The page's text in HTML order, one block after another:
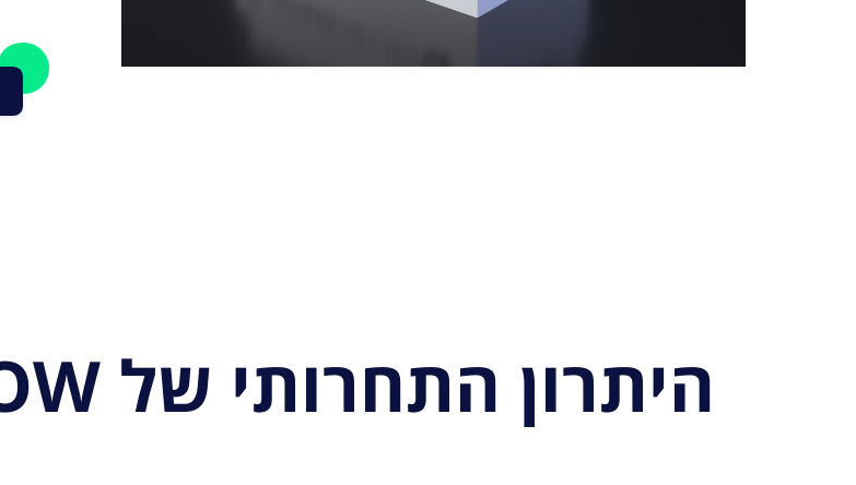
היתרון התחרותי של TADIRAN AIROW